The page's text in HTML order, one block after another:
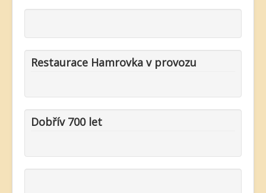
Restaurace Hamrovka v provozu
Dobřív 700 let